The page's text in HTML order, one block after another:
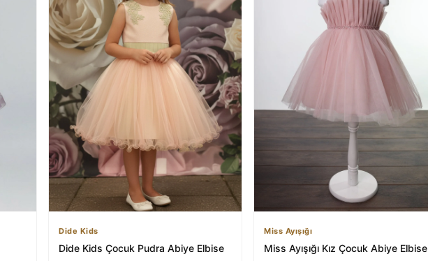
Dide Kids
Dide Kids Çocuk Pudra Abiye Elbise
Miss Ayışığı
Miss Ayışığı Kız Çocuk Abiye Elbise